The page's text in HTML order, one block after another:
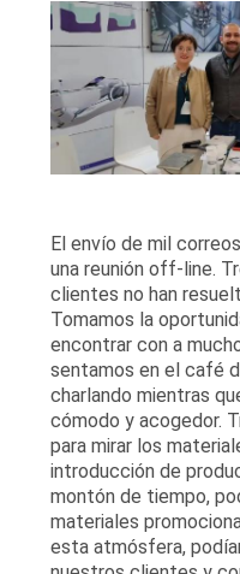
El envío de mil
una reunión off-line.
clientes no han
Tomamos la
encontrar con a
sentamos en el café
charlando mientras
cómodo y acogedor.
para mirar los
introducción de
montón de tiempo,
materiales
esta atmósfera,